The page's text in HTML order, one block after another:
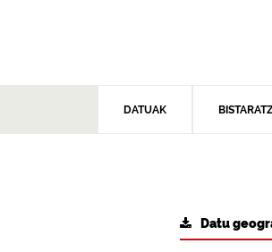
DATUAK
Datu